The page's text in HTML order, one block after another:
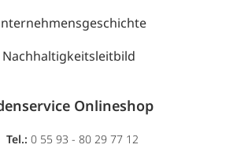
Nachhaltigkeitsleitbild
Onlineshop
Tel.: 0 55 93 - 80 29 77 12